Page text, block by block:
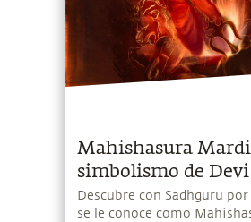
Mahishasura
simbolismo de Devi
matando a
Descubre con Sadhguru por
se le conoce como